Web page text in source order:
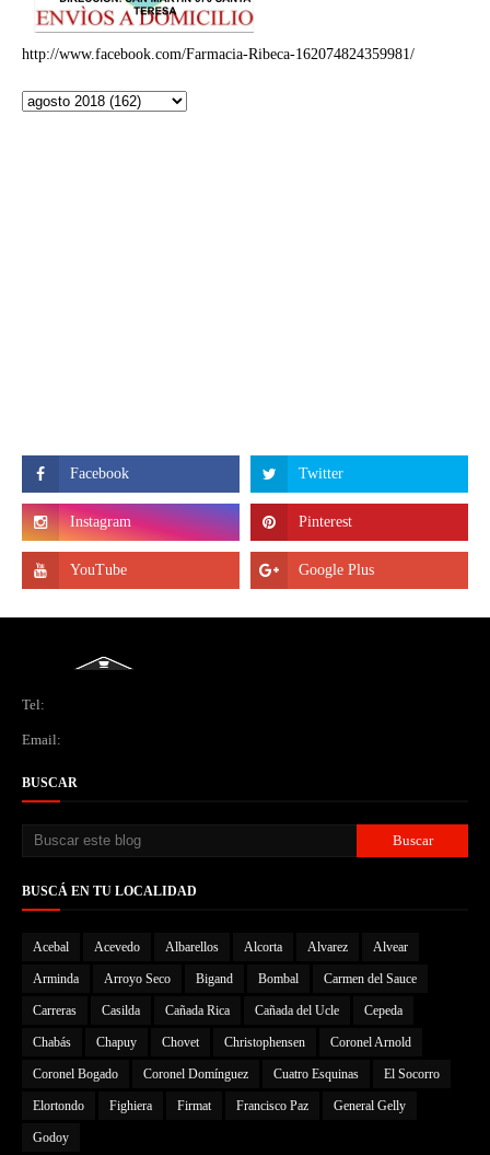
http://www.facebook.com/Farmacia-Ribeca-162074824359981/
Tel:
Email:
BUSCAR
BUSCÁ EN TU LOCALIDAD
Acebal Acevedo Albarellos Alcorta Alvarez Alvear
Arminda Arroyo Seco Bigand Bombal Carmen del Sauce
Carreras Casilda Cañada Rica Cañada del Ucle Cepeda
Chabás Chapuy Chovet Christophensen Coronel Arnold
Coronel Bogado Coronel Domínguez Cuatro Esquinas El Socorro
Elortondo Fighiera Firmat Francisco Paz General Gelly
Godoy